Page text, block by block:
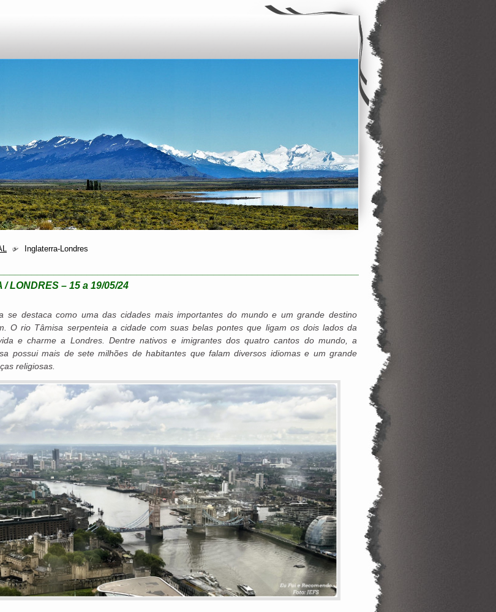
Inglaterra-Londres
/ LONDRES – 15 a 19/05/24
se destaca como uma das cidades mais importantes do mundo e um grande destino
O rio Tâmisa serpenteia a cidade com suas belas pontes que ligam os dois lados da
e charme a Londres. Dentre nativos e imigrantes dos quatro cantos do mundo, a
possui mais de sete milhões de habitantes que falam diversos idiomas e um grande
religiosas.